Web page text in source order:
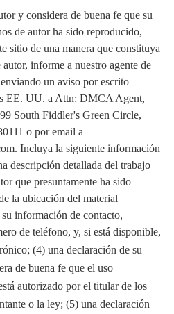
y considera de buena fe que su
de autor ha sido reproducido,
sitio de una manera que constituya
informe a nuestro agente de
un aviso por escrito
EE. UU. a Attn: DMCA Agent,
South Fiddler's Green Circle,
o por email a
Incluya la siguiente información
descripción detallada del trabajo
que presuntamente ha sido
la ubicación del material
información de contacto,
de teléfono, y, si está disponible,
(4) una declaración de su
de buena fe que el uso
autorizado por el titular de los
o la ley; (5) una declaración